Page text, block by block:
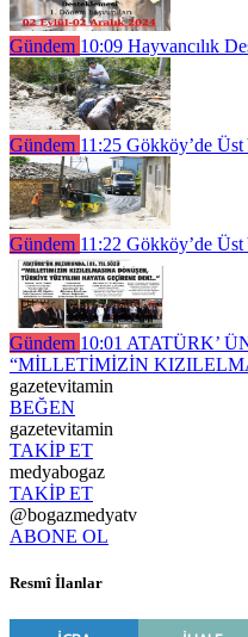
Gündem 10:09 Hayvancılık
Gündem 11:25 Gökköy’de Üst
Gündem 11:22 Gökköy’de Üst
Gündem 10:01 ATATÜRK’
“MİLLETİMİZİN
gazetevitamin
BEĞEN
gazetevitamin
TAKİP ET
medyabogaz
TAKİP ET
@bogazmedyatv
ABONE OL
Resmî İlanlar